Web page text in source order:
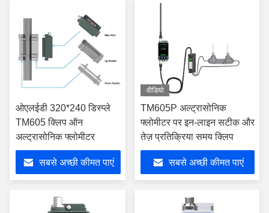
ओएलईडी 320*240 डिस्प्ले
TM605 क्लिप ऑन
अल्ट्रासोनिक फ्लोमीटर
सबसे अच्छी कीमत पाएं
वीडियो
TM605P अल्ट्रासोनिक
फ्लोमीटर पर इन-लाइन सटीक और
तेज़ प्रतिक्रिया समय क्लिप
सबसे अच्छी कीमत पाएं